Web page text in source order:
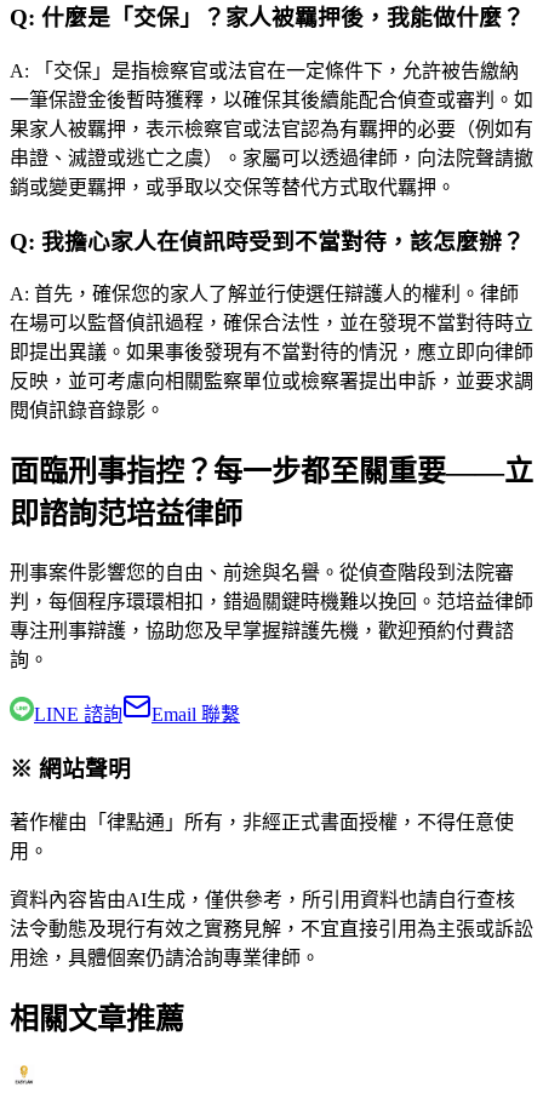
Q: 什麼是「交保」？家人被羈押後，我能做什麼？
A:
「交保」是指檢察官或法官在一定條件下，允許被告繳納
一筆保證金後暫時獲釋，以確保其後續能配合偵查或審判。如
果家人被羈押，表示檢察官或法官認為有羈押的必要（例如有
串證、滅證或逃亡之虞）。家屬可以透過律師，向法院聲請撤
銷或變更羈押，或爭取以交保等替代方式取代羈押。
Q: 我擔心家人在偵訊時受到不當對待，該怎麼辦？
A: 首先，確保您的家人了解並行使選任辯護人的權利。律師
在場可以監督偵訊過程，確保合法性，並在發現不當對待時立
即提出異議。如果事後發現有不當對待的情況，應立即向律師
反映，並可考慮向相關監察單位或檢察署提出申訴，並要求調
閱偵訊錄音錄影。
面臨刑事指控？每一步都至關重要——立
即諮詢范培益律師
刑事案件影響您的自由、前途與名譽。從偵查階段到法院審
判，每個程序環環相扣，錯過關鍵時機難以挽回。 范培益律師
專注刑事辯護，協助您及早掌握辯護先機，歡迎預約付費諮
詢。
LINE 諮詢 Email 聯繫
※ 網站聲明
著作權由「律點通」所有，非經正式書面授權，不得任意使
用。
資料內容皆由AI生成，僅供參考，所引用資料也請自行查核
法令動態及現行有效之實務見解，不宜直接引用為主張或訴訟
用途，具體個案仍請洽詢專業律師。
相關文章推薦